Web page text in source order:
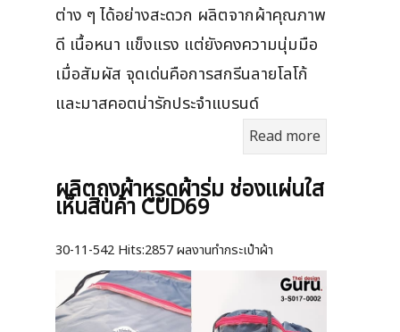
ต่าง ๆ ได้อย่างสะดวก ผลิตจากผ้าคุณภาพ
ดี เนื้อหนา แข็งแรง แต่ยังคงความนุ่มมือ
เมื่อสัมผัส จุดเด่นคือการสกรีนลายโลโก้
และมาสคอตน่ารักประจำแบรนด์
Read more
ผลิตถุงผ้าหูรูดผ้าร่ม ช่องแผ่นใส
เห็นสินค้า CUD69
30-11-542 Hits:2857 ผลงานทำกระเป๋าผ้า